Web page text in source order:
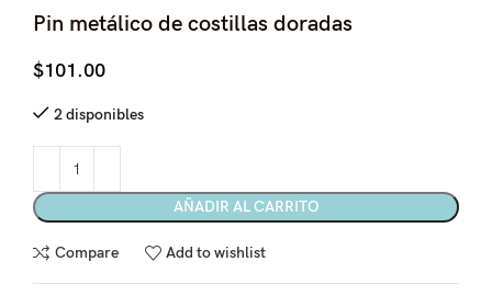
Pin metálico de costillas doradas
$101.00
2 disponibles
AÑADIR AL CARRITO
Compare Add to wishlist